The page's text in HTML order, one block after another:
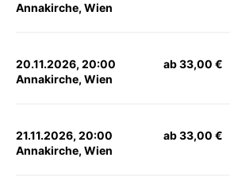
Annakirche, Wien
20.11.2026, 20:00
Annakirche, Wien
ab 33,00 €
21.11.2026, 20:00
Annakirche, Wien
ab 33,00 €